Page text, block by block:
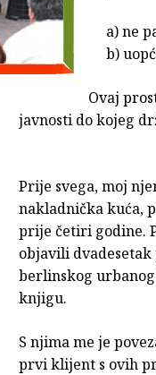
a) ne
b)
Ovaj
javnosti do kojeg
Prije svega, moj
nakladnička kuća,
prije četiri godine.
objavili
berlinskog
knjigu.
S njima me je
prvi klijent s ovih